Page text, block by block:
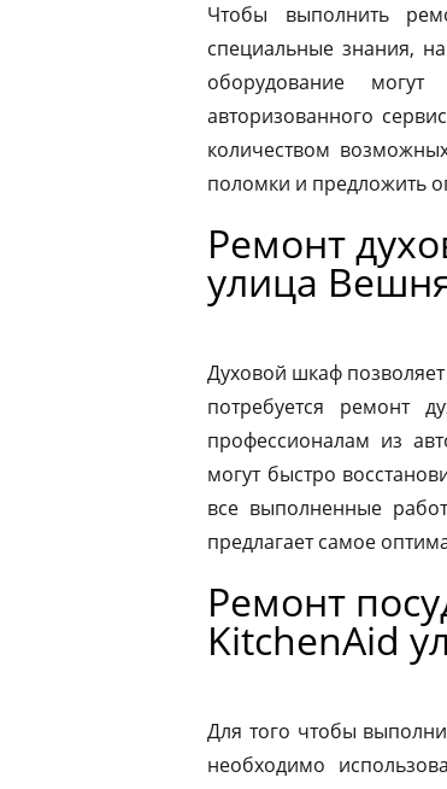
Чтобы выполнить
специальные знания,
оборудование
авторизованного
количеством
поломки и предложить
Ремонт
улица
Духовой шкаф
потребуется ремонт
профессионалам из
могут быстро
все выполненные
предлагает самое
Ремонт
KitchenAid
Для того чтобы
необходимо